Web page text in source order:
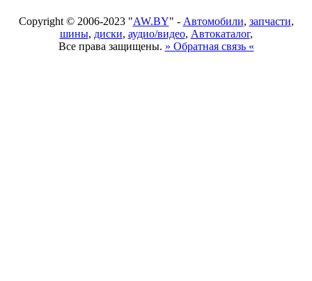
Copyright © 2006-2023 "AW.BY" - Автомобили, запчасти,
шины, диски, аудио/видео, Автокаталог,
Все права защищены. » Обратная связь «